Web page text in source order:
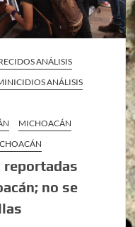
ANÁLISIS
ANÁLISIS
MICHOACÁN
reportadas
no se